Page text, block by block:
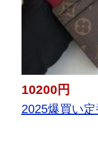
10200円
2025爆買い